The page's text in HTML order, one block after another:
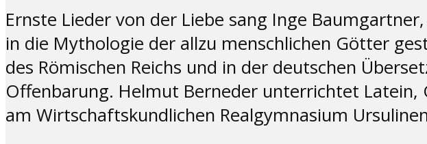
Ernste Lieder von der Liebe sang Inge
in die Mythologie der allzu menschlichen Götter
des Römischen Reichs und in der deutschen
Offenbarung. Helmut Berneder unterrichtet Latein,
am Wirtschaftskundlichen Realgymnasium